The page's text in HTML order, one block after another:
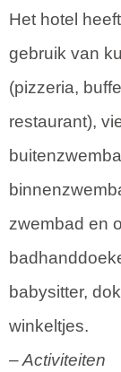
Het hotel
gebruik van
(pizzeria,
restaurant),
zwembad en
babysitter,
winkeltjes.
– Activiteiten